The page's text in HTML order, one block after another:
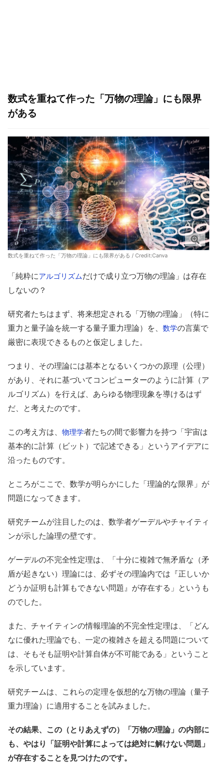
数式を重ねて作った「万物の理論」にも限界
がある
数式を重ねて作った「万物の理論」にも限界がある / Credit:Canva
「純粋にアルゴリズムだけで成り立つ万物の理論」は存在
しないの？
研究者たちはまず、将来想定される「万物の理論」（特に
重力と量子論を統一する量子重力理論）を、 数学の言葉で
厳密に表現できるものと仮定しました。
つまり、その理論には基本となるいくつかの原理（公理）
があり、それに基づいてコンピューターのように計算（ア
ルゴリズム）を行えば、あらゆる物理現象を導けるはず
だ、と考えたのです。
この考え方は、 物理学者たちの間で影響力を持つ「宇宙は
基本的に計算（ビット）で記述できる」というアイデアに
沿ったものです。
ところがここで、数学が明らかにした「理論的な限界」が
問題になってきます。
研究チームが注目したのは、数学者ゲーデルやチャイティ
ンが示した論理の壁です。
ゲーデルの不完全性定理は、「十分に複雑で無矛盾な（矛
盾が起きない）理論には、必ずその理論内では『正しいか
どうか証明も計算もできない問題』が存在する」というも
のでした。
また、チャイティンの情報理論的不完全性定理は、「どん
なに優れた理論でも、一定の複雑さを超える問題について
は、そもそも証明や計算自体が不可能である」ということ
を示しています。
研究チームは、これらの定理を仮想的な万物の理論（量子
重力理論）に適用することを試みました。
その結果、この（とりあえずの）「万物の理論」の内部に
も、やはり「証明や計算によっては絶対に解けない問題」
が存在することを見つけたのです。